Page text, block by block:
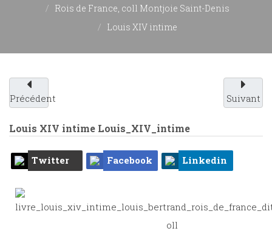
Rois de France, coll Montjoie Saint-Denis
Louis XIV intime
Précédent Suivant
Louis XIV intime Louis_XIV_intime
Twitter Facebook Linkedin